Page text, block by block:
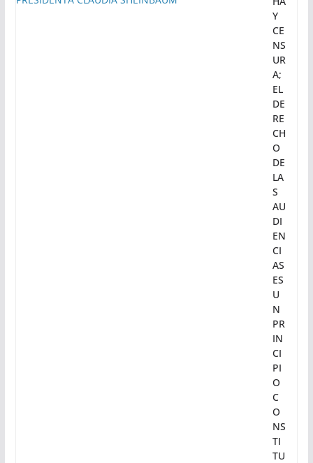
Y
CE
NS
UR
A;
EL
DE
RE
CH
O
DE
LA
S
AU
DI
EN
CI
AS
ES
U
N
PR
IN
CI
PI
O
C
O
NS
TI
TU